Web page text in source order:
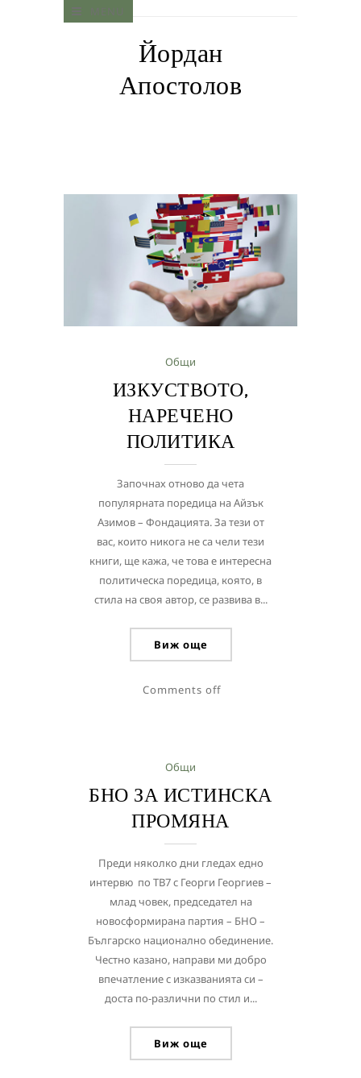
Йордан
Апостолов
Общи
ИЗКУСТВОТО,
НАРЕЧЕНО
ПОЛИТИКА
Започнах отново да чета
популярната поредица на Айзък
Азимов – Фондацията. За тези от
вас, които никога не са чели тези
книги, ще кажа, че това е интересна
политическа поредица, която, в
стила на своя автор, се развива в...
Виж още
Comments off
Общи
БНО ЗА ИСТИНСКА
ПРОМЯНА
Преди няколко дни гледах едно
интервю по ТВ7 с Георги Георгиев –
млад човек, председател на
новосформирана партия – БНО –
Българско национално обединение.
Честно казано, направи ми добро
впечатление с изказванията си –
доста по-различни по стил и...
Виж още